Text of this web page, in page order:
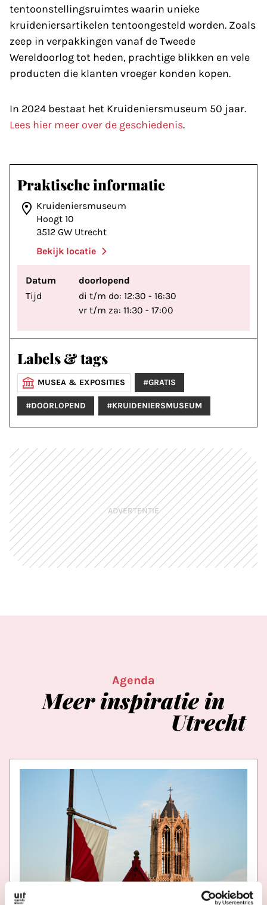
tentoonstellingsruimtes waarin unieke
kruideniersartikelen tentoongesteld worden. Zoals
zeep in verpakkingen vanaf de Tweede
Wereldoorlog tot heden, prachtige blikken en vele
producten die klanten vroeger konden kopen.
In 2024 bestaat het Kruideniersmuseum 50 jaar.
Lees hier meer over de geschiedenis.
Praktische informatie
Kruideniersmuseum
Hoogt 10
3512 GW Utrecht
Bekijk locatie
Datum
doorlopend
Tijd
di t/m do: 12:30 - 16:30
vr t/m za: 11:30 - 17:00
Labels & tags
MUSEA & EXPOSITIES #GRATIS
#DOORLOPEND #KRUIDENIERSMUSEUM
ADVERTENTIE
Agenda
Meerinspiratiein
Utrecht